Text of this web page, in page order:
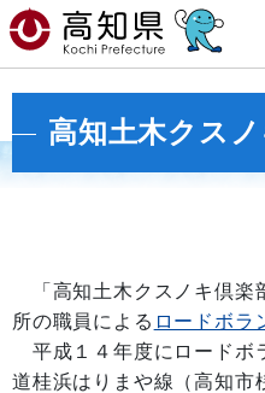
高知土木クス
「高知土木クスノキ倶楽
所の職員による ロードボラ
平成１４年度にロードボ
道桂浜はりまや線（高知市